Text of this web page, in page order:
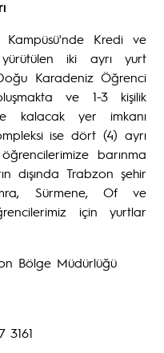
Kampüsü'nde Kredi ve
iki ayrı yurt
Karadeniz Öğrenci
ve 1-3 kişilik
kalacak yer imkanı
ise dört (4) ayrı
barınma
dışında Trabzon şehir
Sürmene, Of ve
için yurtlar
Bölge Müdürlüğü
3161